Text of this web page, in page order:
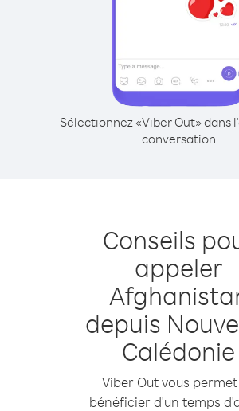
Sélectionnez «Viber Out» dans
conversation
Conseils
appeler
depuis
Calédonie
Viber Out vous
bénéficier d'un temps